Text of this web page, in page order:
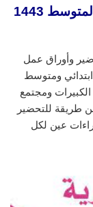
(2) مادة التربية الأسرية الصف الثالث المتوسط 1443
وأوراق عمل
ومتوسط
ومجتمع
طريقة للتحضير
عين لكل